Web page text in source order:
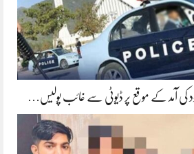
کی آمد کے موقع پر ڈیوٹی سے غائب پولیس…